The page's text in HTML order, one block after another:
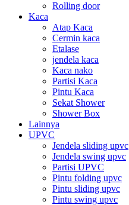
Rolling door
Kaca
Atap Kaca
Cermin kaca
Etalase
jendela kaca
Kaca nako
Partisi Kaca
Pintu Kaca
Sekat Shower
Shower Box
Lainnya
UPVC
Jendela sliding upvc
Jendela swing upvc
Partisi UPVC
Pintu folding upvc
Pintu sliding upvc
Pintu swing upvc